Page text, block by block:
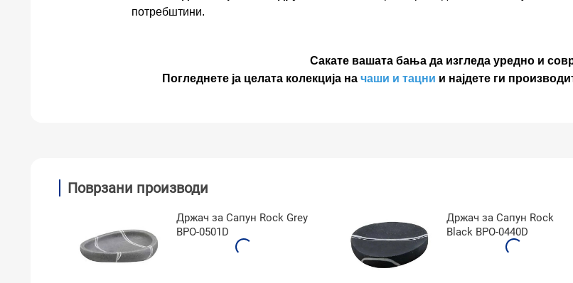
потребштини.
Сакате вашата бања да изгледа уредно и
Погледнете ја целата колекција на чаши и тацни и најдете ги
Поврзани производи
Држач за Сапун Rock Grey
BPO-0501D
Држач за Сапун Rock
Black BPO-0440D